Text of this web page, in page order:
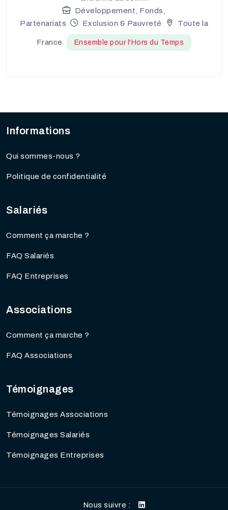
Développement, Fonds,
Partenariats
Exclusion & Pauvreté Toute la
France Ensemble pour l'Hors du Temps
Informations
Qui sommes-nous ?
Politique de confidentialité
Salariés
Comment ça marche ?
FAQ Salariés
FAQ Entreprises
Associations
Comment ça marche ?
FAQ Associations
Témoignages
Témoignages Associations
Témoignages Salariés
Témoignages Entreprises
Nous suivre :